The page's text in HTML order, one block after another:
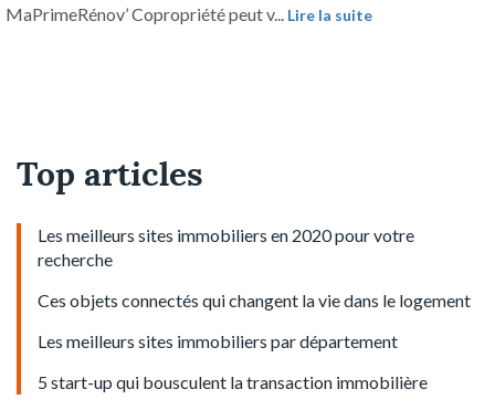
MaPrimeRénov’ Copropriété peut v... Lire la suite
Top articles
Les meilleurs sites immobiliers en 2020 pour votre
recherche
Ces objets connectés qui changent la vie dans le logement
Les meilleurs sites immobiliers par département
5 start-up qui bousculent la transaction immobilière